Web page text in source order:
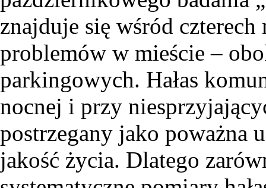
znajduje się wśród
problemów w mieście –
parkingowych. Hałas
nocnej i przy
postrzegany jako poważna
jakość życia. Dlatego